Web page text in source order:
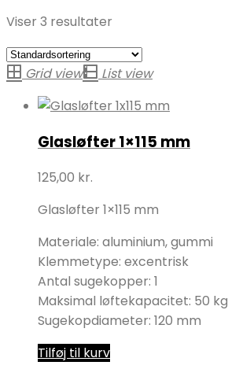
Viser 3 resultater
Grid view List view
Glasløfter 1×115 mm
125,00 kr.
Glasløfter 1×115 mm
Materiale: aluminium, gummi
Klemmetype: excentrisk
Antal sugekopper: 1
Maksimal løftekapacitet: 50 kg
Sugekopdiameter: 120 mm
Tilføj til kurv